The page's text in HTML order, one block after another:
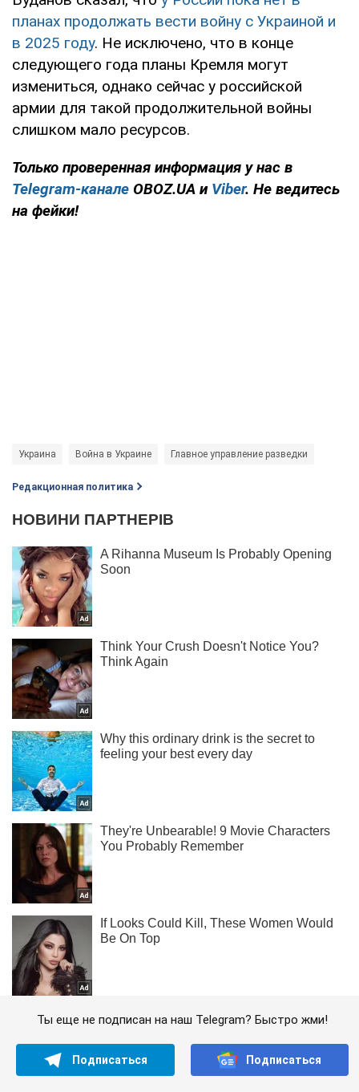
планах продолжать вести войну с Украиной и
в 2025 году. Не исключено, что в конце
следующего года планы Кремля могут
измениться, однако сейчас у российской
армии для такой продолжительной войны
слишком мало ресурсов.
Только проверенная информация у нас в
Telegram-канале OBOZ.UA и Viber. Не ведитесь
на фейки!
Украина Война в Украине Главное управление разведки
Редакционная политика
Ты еще не подписан на наш Telegram? Быстро жми!
Подписаться Подписаться